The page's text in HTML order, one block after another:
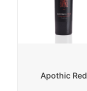
Apothic Red